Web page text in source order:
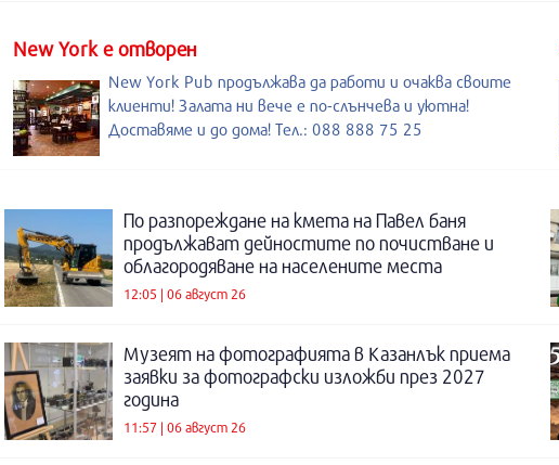
New York е отворен
New York Pub продължава да работи и очаква своите
клиенти! Залата ни вече е по-слънчева и уютна!
Доставяме и до дома! Тел.: 088 888 75 25
По разпореждане на кмета на Павел баня
продължават дейностите по почистване и
облагородяване на населените места
12:05 | 06 август 26
Музеят на фотографията в Казанлък приема
заявки за фотографски изложби през 2027
година
11:57 | 06 август 26